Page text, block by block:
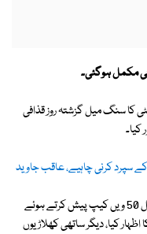
میچز کی ففٹی کا سنگ میل گزشتہ روز قذافی
کیا۔
کپتان بابر اعظم نے شاہین کو میچ شروع ہونے سے قبل 50 ویں کیپ پیش کرتے ہوئے
کیا، دیگر ساتھی کھلاڑیوں